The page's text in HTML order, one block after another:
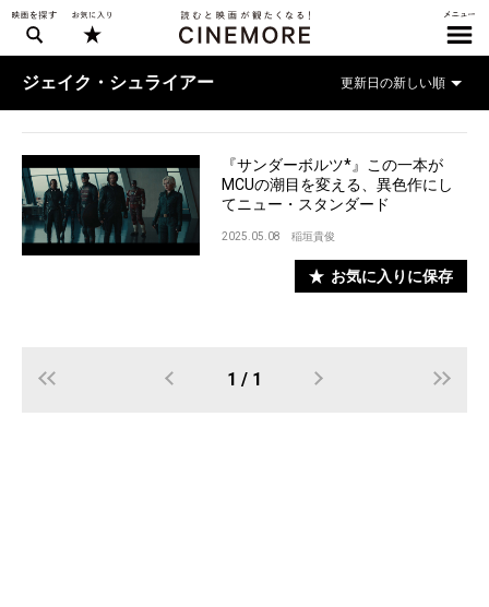
ジェイク・シュライアー
『サンダーボルツ*』この一本が
MCUの潮目を変える、異色作にし
てニュー・スタンダード
2025.05.08 稲垣貴俊
お気に入りに保存
1 / 1